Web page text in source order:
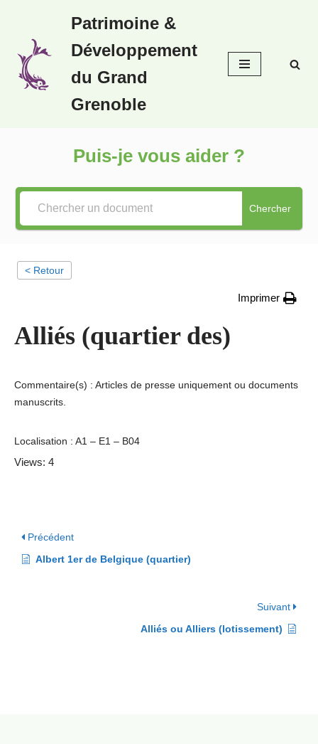
au
contenu
Patrimoine &
Développement
du Grand
Grenoble
Puis-je vous aider ?
Chercher
< Retour
Imprimer
Alliés (quartier des)
Commentaire(s) : Articles de presse uniquement ou documents
manuscrits.
Localisation : A1 – E1 – B04
Views: 4
Précédent
Albert 1er de Belgique (quartier)
Suivant
Alliés ou Alliers (lotissement)